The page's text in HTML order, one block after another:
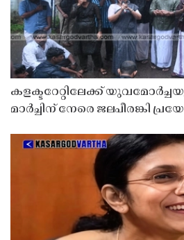
കളക്ടറേറ്റിലേക്ക്
മാർച്ചിന് നേരെ ജലപീരങ്കി